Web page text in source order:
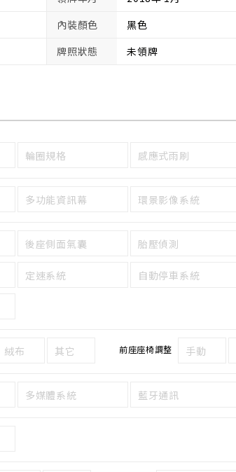
內裝顏色
黑色
牌照狀態 未領牌
輪圈規格 感應式雨刷
多功能資訊幕 環景影像系統
後座側面氣囊 胎壓偵測
定速系統 自動停車系統
絨布 其它 前座座椅調整 手動
多媒體系統 藍牙通訊